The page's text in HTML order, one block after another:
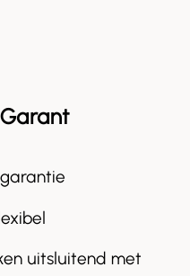
uitsluitend met